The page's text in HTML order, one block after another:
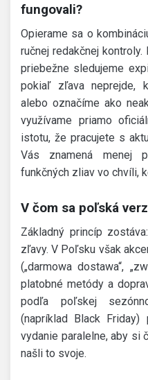
fungovali?
Opierame sa o
ručnej redakčnej
priebežne sledujeme
pokiaľ zľava neprejde,
alebo označíme ako
využívame priamo
istotu, že pracujete s
Vás znamená menej
funkčných zliav vo chvíli,
V čom sa poľská
Základný princíp
zľavy. V Poľsku však
(„darmowa dostawa“,
platobné metódy a
podľa poľskej
(napríklad Black
vydanie paralelne, aby si
našli to svoje.